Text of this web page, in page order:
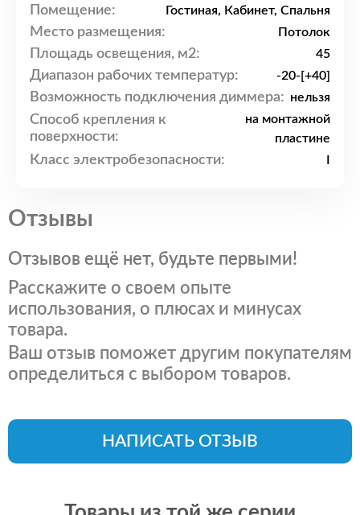
Помещение: Гостиная, Кабинет, Спальня
Место размещения: Потолок
Площадь освещения, м2: 45
Диапазон рабочих температур: -20-[+40]
Возможность подключения диммера: нельзя
Способ крепления к
поверхности:
на монтажной
пластине
Класс электробезопасности:
Отзывы
Отзывов ещё нет, будьте первыми!
Расскажите о своем опыте
использования, о плюсах и минусах
товара.
Ваш отзыв поможет другим покупателям
определиться с выбором товаров.
НАПИСАТЬ ОТЗЫВ